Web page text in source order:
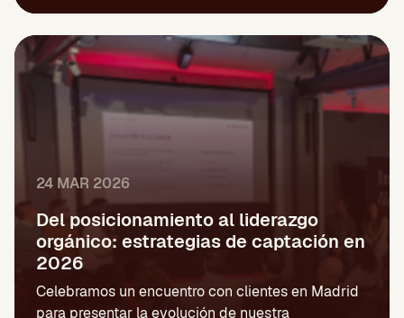
24 MAR 2026
Del posicionamiento al liderazgo
orgánico: estrategias de captación en
2026
Celebramos un encuentro con clientes en Madrid
para presentar la evolución de nuestra